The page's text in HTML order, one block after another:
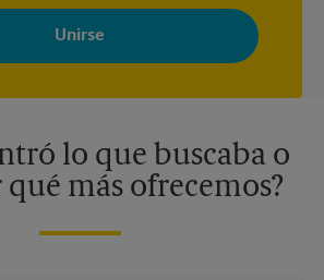
recibir correos electrónicos de The UPS
ofertas especiales, promociones y mensajes
Puede darse de baja en cualquier
información, consulte nuestra política de
lo que buscaba o
qué más ofrecemos?